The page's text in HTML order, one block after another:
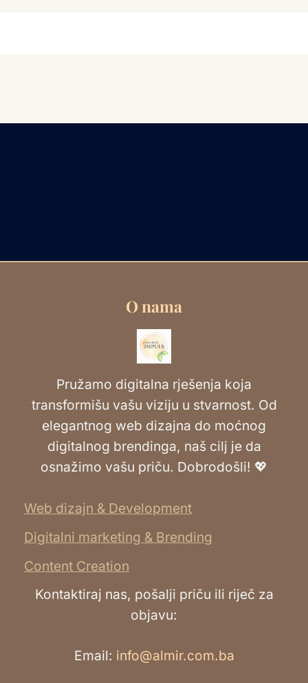
O nama
Pružamo digitalna rješenja koja
transformišu vašu viziju u stvarnost. Od
elegantnog web dizajna do moćnog
digitalnog brendinga, naš cilj je da
osnažimo vašu priču. Dobrodošli! 💖
Web dizajn & Development
Digitalni marketing & Brending
Content Creation
Kontaktiraj nas, pošalji priču ili riječ za
objavu:
Email: info@almir.com.ba